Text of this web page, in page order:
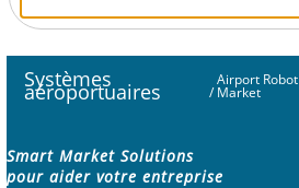
Systèmes
aéroportuaires /
Airport Robot
Market
Smart Market Solutions
pour aider votre entreprise